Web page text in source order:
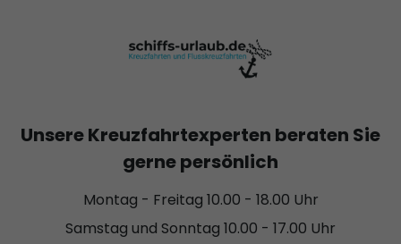
Unsere Kreuzfahrtexperten beraten Sie
gerne persönlich
Montag - Freitag 10.00 - 18.00 Uhr
Samstag und Sonntag 10.00 - 17.00 Uhr